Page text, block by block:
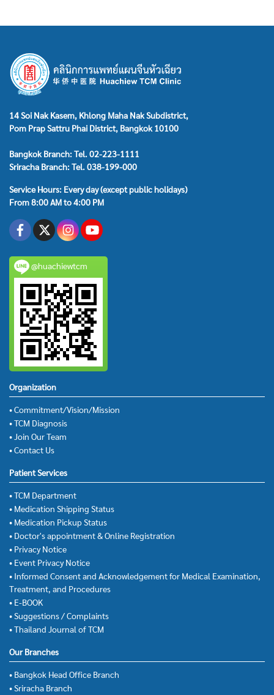
14 Soi Nak Kasem, Khlong Maha Nak Subdistrict,
Pom Prap Sattru Phai District, Bangkok 10100
Bangkok Branch: Tel. 02-223-1111
Sriracha Branch: Tel. 038-199-000
Service Hours: Every day (except public holidays)
From 8:00 AM to 4:00 PM
@huachiewtcm
Organization
• Commitment/Vision/Mission
• TCM Diagnosis
• Join Our Team
• Contact Us
Patient Services
• TCM Department
• Medication Shipping Status
• Medication Pickup Status
• Doctor's appointment & Online Registration
• Privacy Notice
• Event Privacy Notice
• Informed Consent and Acknowledgement for Medical Examination,
Treatment, and Procedures
• E-BOOK
• Suggestions / Complaints
• Thailand Journal of TCM
Our Branches
• Bangkok Head Office Branch
• Sriracha Branch